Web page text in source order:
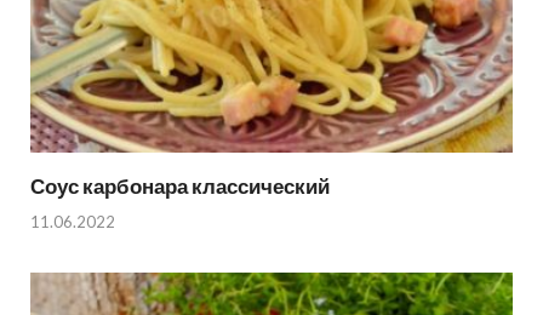
Соус карбонара классический
11.06.2022